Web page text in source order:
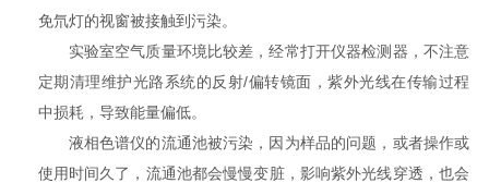
免氘灯的视窗被接触到污染。
实验室空气质量环境比较差，经常打开仪器检测器，不注意
定期清理维护光路系统的反射/偏转镜面，紫外光线在传输过程
中损耗，导致能量偏低。
液相色谱仪的流通池被污染，因为样品的问题，或者操作或
使用时间久了，流通池都会慢慢变脏，影响紫外光线穿透，也会